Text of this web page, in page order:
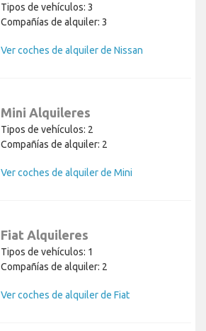
Tipos de vehículos: 3
Compañías de alquiler: 3
Ver coches de alquiler de Nissan
Mini Alquileres
Tipos de vehículos: 2
Compañías de alquiler: 2
Ver coches de alquiler de Mini
Fiat Alquileres
Tipos de vehículos: 1
Compañías de alquiler: 2
Ver coches de alquiler de Fiat